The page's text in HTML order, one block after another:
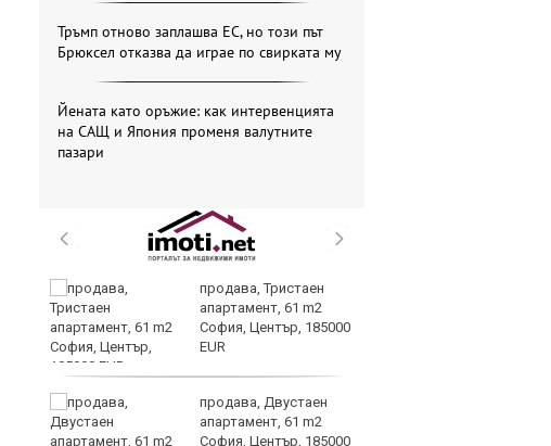
Тръмп отново заплашва ЕС, но този път
Брюксел отказва да играе по свирката му
Йената като оръжие: как интервенцията
на САЩ и Япония променя валутните
пазари
продава, Тристаен
апартамент, 61 m2
София, Център, 185000
EUR
продава, Двустаен
апартамент, 61 m2
София, Център, 185000